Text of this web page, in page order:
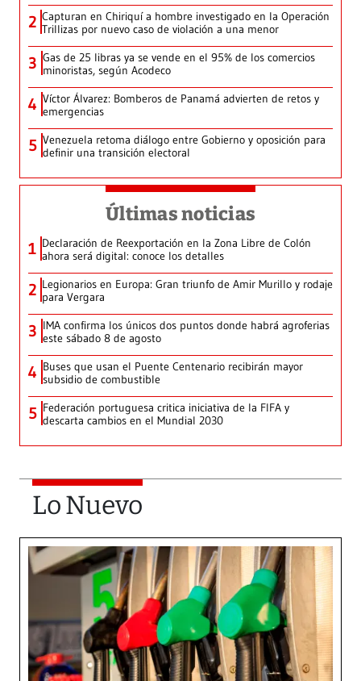
2 Capturan en Chiriquí a hombre investigado en la Operación
Trillizas por nuevo caso de violación a una menor
3 Gas de 25 libras ya se vende en el 95% de los comercios
minoristas, según Acodeco
4 Víctor Álvarez: Bomberos de Panamá advierten de retos y
emergencias
5 Venezuela retoma diálogo entre Gobierno y oposición para
definir una transición electoral
Últimas noticias
1 Declaración de Reexportación en la Zona Libre de Colón
ahora será digital: conoce los detalles
2 Legionarios en Europa: Gran triunfo de Amir Murillo y rodaje
para Vergara
3 IMA confirma los únicos dos puntos donde habrá agroferias
este sábado 8 de agosto
4 Buses que usan el Puente Centenario recibirán mayor
subsidio de combustible
5 Federación portuguesa critica iniciativa de la FIFA y
descarta cambios en el Mundial 2030
Lo Nuevo